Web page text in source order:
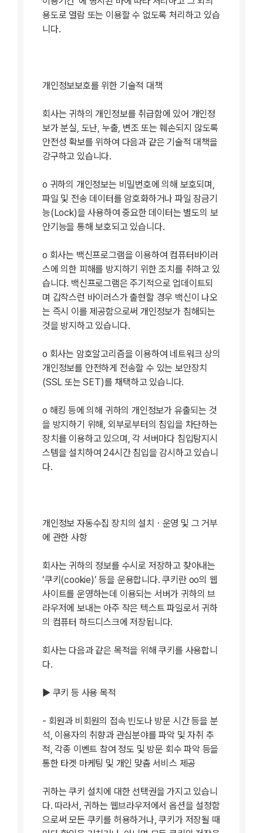
용도로 열람 또는 이용할 수 없도록 처리하고 있습
니다.
개인정보보호를 위한 기술적 대책
회사는 귀하의 개인정보를 취급함에 있어 개인정
보가 분실, 도난, 누출, 변조 또는 훼손되지 않도록
안전성 확보를 위하여 다음과 같은 기술적 대책을
강구하고 있습니다.
ο 귀하의 개인정보는 비밀번호에 의해 보호되며,
파일 및 전송 데이터를 암호화하거나 파일 잠금기
능(Lock)을 사용하여 중요한 데이터는 별도의 보
안기능을 통해 보호되고 있습니다.
ο 회사는 백신프로그램을 이용하여 컴퓨터바이러
스에 의한 피해를 방지하기 위한 조치를 취하고 있
습니다. 백신프로그램은 주기적으로 업데이트되
며 갑작스런 바이러스가 출현할 경우 백신이 나오
는 즉시 이를 제공함으로써 개인정보가 침해되는
것을 방지하고 있습니다.
ο 회사는 암호알고리즘을 이용하여 네트워크 상의
개인정보를 안전하게 전송할 수 있는 보안장치
(SSL 또는 SET)를 채택하고 있습니다.
ο 해킹 등에 의해 귀하의 개인정보가 유출되는 것
을 방지하기 위해, 외부로부터의 침입을 차단하는
장치를 이용하고 있으며, 각 서버마다 침입탐지시
스템을 설치하여 24시간 침입을 감시하고 있습니
다.
개인정보 자동수집 장치의 설치ㆍ운영 및 그 거부
에 관한 사항
회사는 귀하의 정보를 수시로 저장하고 찾아내는
‘쿠키(cookie)’ 등을 운용합니다. 쿠키란 oo의 웹
사이트를 운영하는데 이용되는 서버가 귀하의 브
라우저에 보내는 아주 작은 텍스트 파일로서 귀하
의 컴퓨터 하드디스크에 저장됩니다.
회사는 다음과 같은 목적을 위해 쿠키를 사용합니
다.
▶ 쿠키 등 사용 목적
- 회원과 비회원의 접속 빈도나 방문 시간 등을 분
석, 이용자의 취향과 관심분야를 파악 및 자취 추
적, 각종 이벤트 참여 정도 및 방문 회수 파악 등을
통한 타겟 마케팅 및 개인 맞춤 서비스 제공
귀하는 쿠키 설치에 대한 선택권을 가지고 있습니
다. 따라서, 귀하는 웹브라우저에서 옵션을 설정함
으로써 모든 쿠키를 허용하거나, 쿠키가 저장될 때